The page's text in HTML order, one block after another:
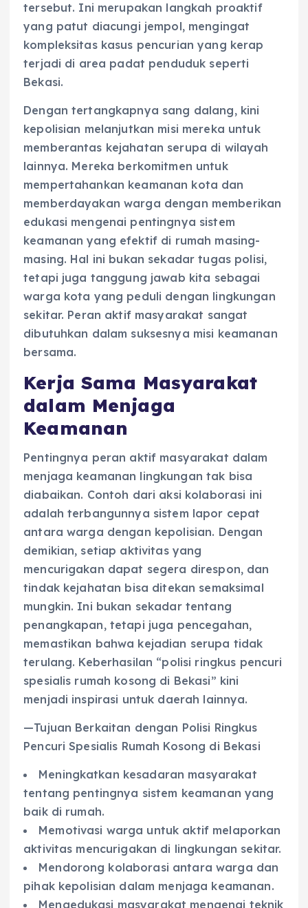
tersebut. Ini merupakan langkah proaktif
yang patut diacungi jempol, mengingat
kompleksitas kasus pencurian yang kerap
terjadi di area padat penduduk seperti
Bekasi.
Dengan tertangkapnya sang dalang, kini
kepolisian melanjutkan misi mereka untuk
memberantas kejahatan serupa di wilayah
lainnya. Mereka berkomitmen untuk
mempertahankan keamanan kota dan
memberdayakan warga dengan memberikan
edukasi mengenai pentingnya sistem
keamanan yang efektif di rumah masing-
masing. Hal ini bukan sekadar tugas polisi,
tetapi juga tanggung jawab kita sebagai
warga kota yang peduli dengan lingkungan
sekitar. Peran aktif masyarakat sangat
dibutuhkan dalam suksesnya misi keamanan
bersama.
Kerja Sama Masyarakat
dalam Menjaga
Keamanan
Pentingnya peran aktif masyarakat dalam
menjaga keamanan lingkungan tak bisa
diabaikan. Contoh dari aksi kolaborasi ini
adalah terbangunnya sistem lapor cepat
antara warga dengan kepolisian. Dengan
demikian, setiap aktivitas yang
mencurigakan dapat segera direspon, dan
tindak kejahatan bisa ditekan semaksimal
mungkin. Ini bukan sekadar tentang
penangkapan, tetapi juga pencegahan,
memastikan bahwa kejadian serupa tidak
terulang. Keberhasilan “polisi ringkus pencuri
spesialis rumah kosong di Bekasi” kini
menjadi inspirasi untuk daerah lainnya.
—Tujuan Berkaitan dengan Polisi Ringkus
Pencuri Spesialis Rumah Kosong di Bekasi
Meningkatkan kesadaran masyarakat
tentang pentingnya sistem keamanan yang
baik di rumah.
Memotivasi warga untuk aktif melaporkan
aktivitas mencurigakan di lingkungan sekitar.
Mendorong kolaborasi antara warga dan
pihak kepolisian dalam menjaga keamanan.
Mengedukasi masyarakat mengenai teknik